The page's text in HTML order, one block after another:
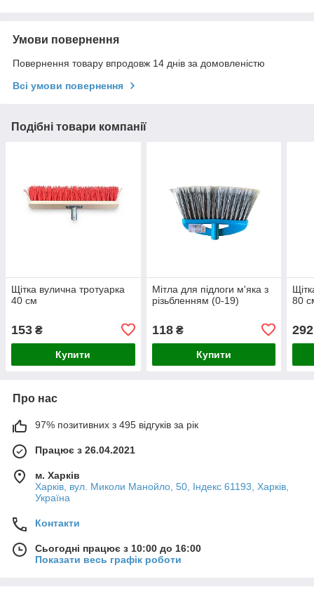
Умови повернення
Повернення товару впродовж 14 днів за домовленістю
Всі умови повернення
Подібні товари компанії
Щітка вулична тротуарка
40 см
153 ₴
Купити
Мітла для підлоги м'яка з
різьбленням (0-19)
118₴
Купити
80
292
Про нас
97% позитивних з 495 відгуків за рік
Працює з 26.04.2021
м. Харків
Харків, вул. Миколи Манойло, 50, Індекс 61193, Харків,
Україна
Контакти
Сьогодні працює з 10:00 до 16:00
Показати весь графік роботи